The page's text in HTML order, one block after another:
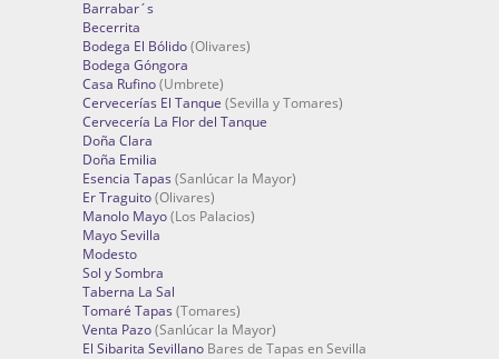
Barrabar´s
Becerrita
Bodega El Bólido(Olivares)
Bodega Góngora
Casa Rufino(Umbrete)
Cervecerías El Tanque (Sevilla y Tomares)
Cervecería La Flor del Tanque
Doña Clara
Doña Emilia
Esencia Tapas (Sanlúcar la Mayor)
Er Traguito(Olivares)
Manolo Mayo(Los Palacios)
Mayo Sevilla
Modesto
Sol y Sombra
Taberna La Sal
Tomaré Tapas (Tomares)
Venta Pazo(Sanlúcar la Mayor)
El Sibarita Sevillano Bares de Tapas en Sevilla